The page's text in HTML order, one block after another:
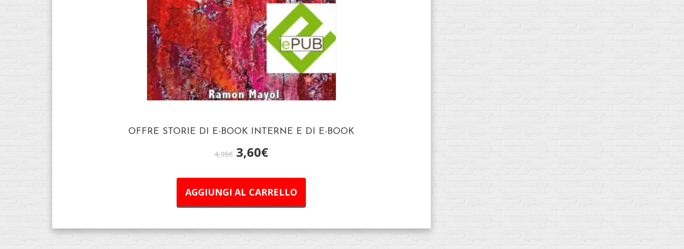
OFFRE STORIE DI E-BOOK INTERNE E DI E-BOOK
4,95€ 3,60€
AGGIUNGI AL CARRELLO